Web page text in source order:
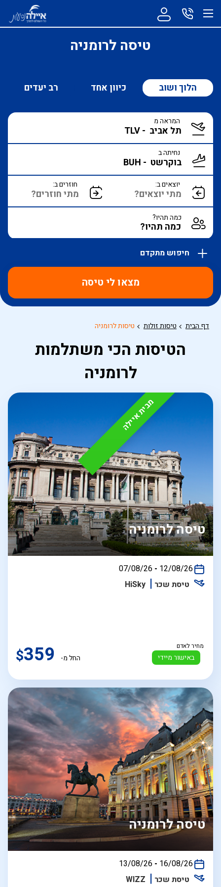
טיסה לרומניה
הלוך ושוב כיוון אחד רב יעדים
המראה מ
נחיתה ב
יוצאים ב: חוזרים ב:
כמה תהיו?
מצאו לי טיסה
אפשרויות
מוצגות
הכפתור
דף הבית טיסות זולות טיסות לרומניה
הטיסות הכי משתלמות
לרומניה
מבית איילה
טיסה לרומניה
בין
התאריכים,
07/08/26 - 12/08/26
טיסת שכר
HiSky
באישור מיידי
מחיר לאדם
החל מ- $359
טיסה לרומניה
בין
התאריכים,
13/08/26 - 16/08/26
טיסת שכר
WIZZ